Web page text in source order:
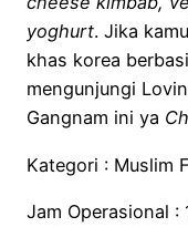
yoghurt. Jika
khas korea
mengunjungi
Gangnam ini ya
Kategori : Muslim
Jam Operasional